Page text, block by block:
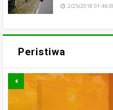
2/25/2018
Peristiwa